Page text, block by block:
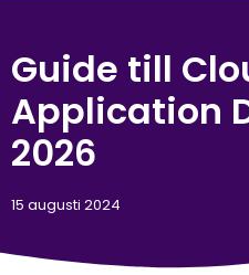
Guide till
Application
2026
15 augusti 2024